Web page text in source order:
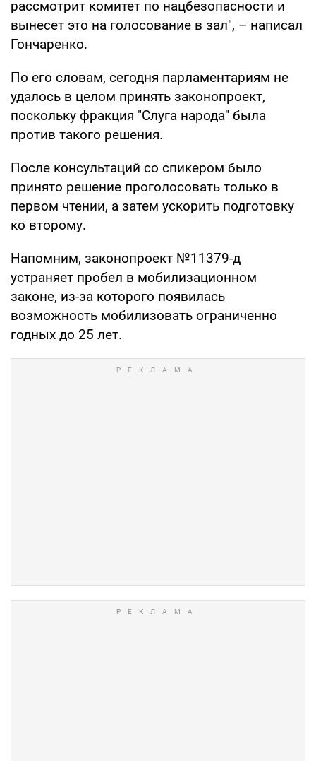
рассмотрит комитет по нацбезопасности и
вынесет это на голосование в зал", – написал
Гончаренко.
По его словам, сегодня парламентариям не
удалось в целом принять законопроект,
поскольку фракция "Слуга народа" была
против такого решения.
После консультаций со спикером было
принято решение проголосовать только в
первом чтении, а затем ускорить подготовку
ко второму.
Напомним, законопроект №11379-д
устраняет пробел в мобилизационном
законе, из-за которого появилась
возможность мобилизовать ограниченно
годных до 25 лет.